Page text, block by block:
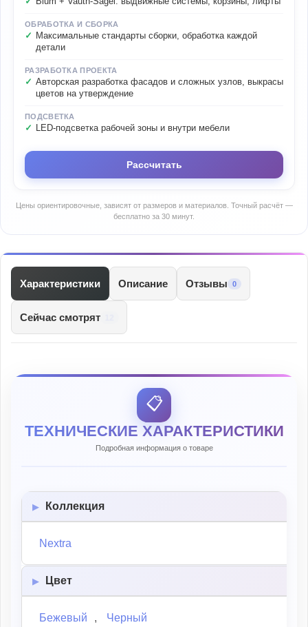
ОБРАБОТКА И СБОРКА
Максимальные стандарты сборки, обработка каждой
детали
РАЗРАБОТКА ПРОЕКТА
Авторская разработка фасадов и сложных узлов, выкрасы
цветов на утверждение
ПОДСВЕТКА
LED-подсветка рабочей зоны и внутри мебели
Рассчитать
Цены ориентировочные, зависят от размеров и материалов. Точный расчёт —
бесплатно за 30 минут.
Характеристики Описание Отзывы 0
Сейчас смотрят
📋
ТЕХНИЧЕСКИЕ ХАРАКТЕРИСТИКИ
Подробная информация о товаре
Коллекция
Nextra
Цвет
Бежевый , Черный